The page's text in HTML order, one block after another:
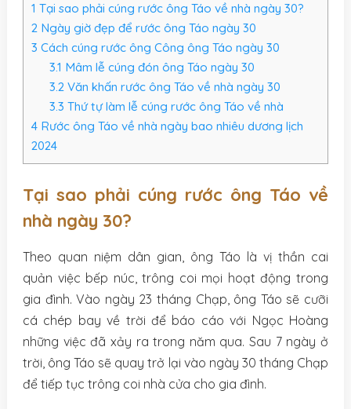
1 Tại sao phải cúng rước ông Táo về nhà ngày 30?
2Ngày giờ đẹp để rước ông Táo ngày 30
3 Cách cúng rước ông Công ông Táo ngày 30
3.1 Mâm lễ cúng đón ông Táo ngày 30
3.2Văn khấn rước ông Táo về nhà ngày 30
3.3 Thứ tự làm lễ cúng rước ông Táo về nhà
4Rước ông Táo về nhà ngày bao nhiêu dương lịch
2024
Tại sao phải cúng rước ông Táo về
nhà ngày 30?
Theo quan niệm dân gian, ông Táo là vị thần cai
quản việc bếp núc, trông coi mọi hoạt động trong
gia đình. Vào ngày 23 tháng Chạp, ông Táo sẽ cưỡi
cá chép bay về trời để báo cáo với Ngọc Hoàng
những việc đã xảy ra trong năm qua. Sau 7 ngày ở
trời, ông Táo sẽ quay trở lại vào ngày 30 tháng Chạp
để tiếp tục trông coi nhà cửa cho gia đình.